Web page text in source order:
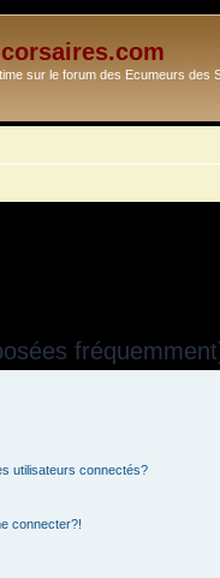
sur le forum des Ecumeurs des
utilisateurs connectés?
connecter?!